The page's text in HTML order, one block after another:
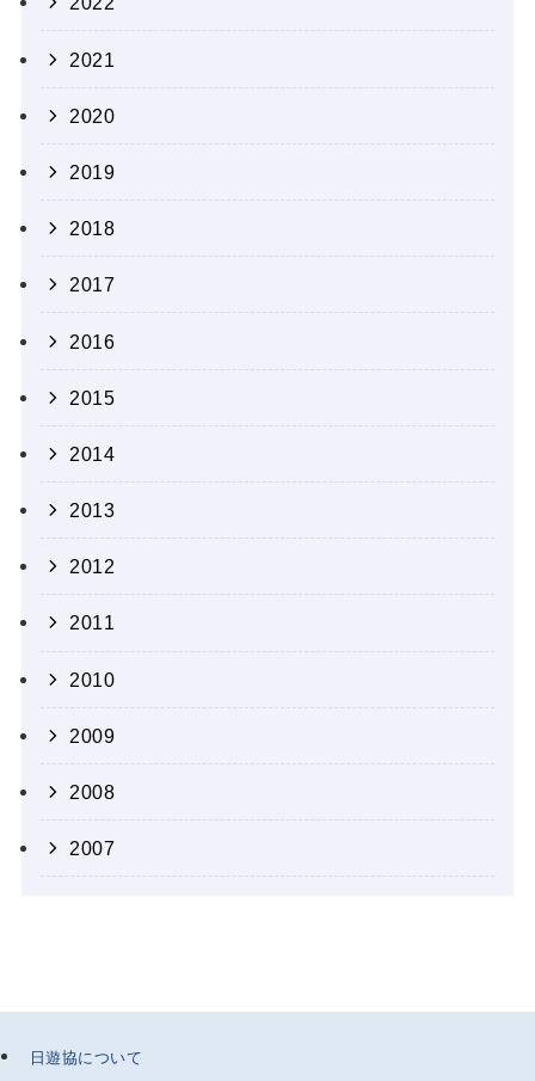
2021
2020
2019
2018
2017
2016
2015
2014
2013
2012
2011
2010
2009
2008
2007
日遊協について